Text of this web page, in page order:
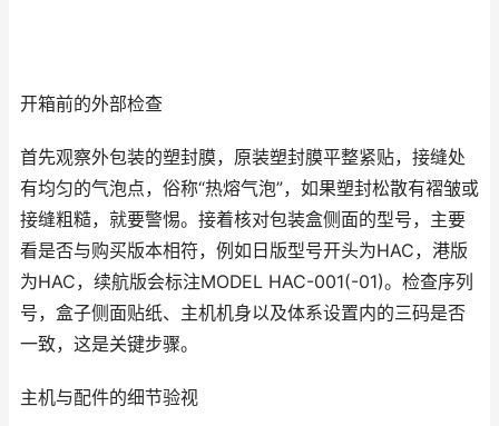
开箱前的外部检查
首先观察外包装的塑封膜，原装塑封膜平整紧贴，接缝处
有均匀的气泡点，俗称“热熔气泡”，如果塑封松散有褶皱或
接缝粗糙，就要警惕。接着核对包装盒侧面的型号，主要
看是否与购买版本相符，例如日版型号开头为HAC，港版
为HAC，续航版会标注MODEL HAC-001(-01)。检查序列
号，盒子侧面贴纸、主机机身以及体系设置内的三码是否
一致，这是关键步骤。
主机与配件的细节验视